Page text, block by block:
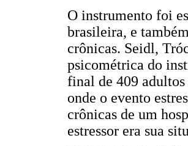
O instrumento foi
brasileira, e
crônicas. Seidl,
psicométrica do
final de 409
onde o evento
crônicas de um
estressor era sua